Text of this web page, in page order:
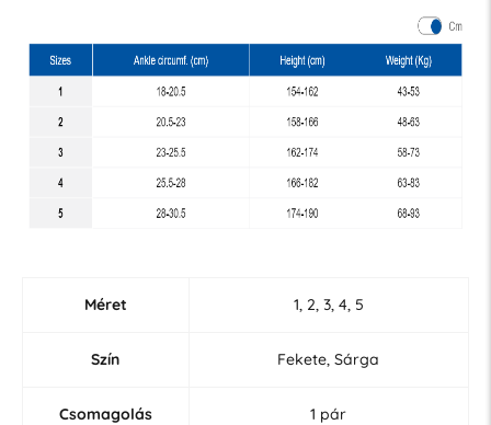
Méret 1, 2, 3, 4, 5
Szín Fekete, Sárga
Csomagolás 1 pár